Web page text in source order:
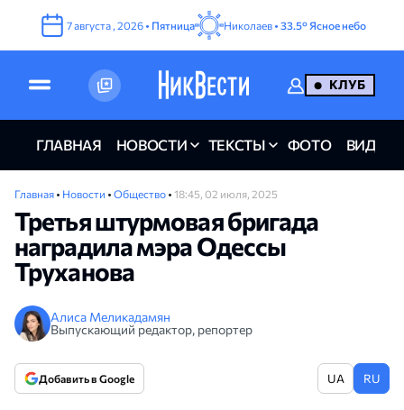
7августа , 2026 • Пятница Николаев • 33.5° Ясное небо
КЛУБ
ГЛАВНАЯ НОВОСТИ ТЕКСТЫ ФОТО ВИДЕО
Главная • Новости • Общество • 18:45, 02 июля, 2025
Третья штурмовая бригада
наградила мэра Одессы
Труханова
Алиса Меликадамян
Выпускающий редактор, репортер
Добавить в Google UA RU